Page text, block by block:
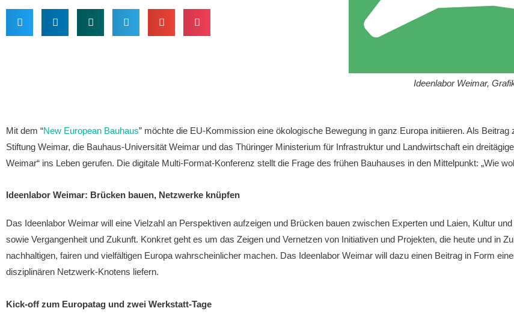
Ideenlabor Weimar,
Mit dem “New European Bauhaus” möchte die EU-Kommission eine ökologische Bewegung in ganz Europa initiieren. Als
Stiftung Weimar, die Bauhaus-Universität Weimar und das Thüringer Ministerium für Infrastruktur und Landwirtschaft ein
Weimar“ ins Leben gerufen. Die digitale Multi-Format-Konferenz stellt die Frage des frühen Bauhauses in den Mittelpunkt: „Wie
Ideenlabor Weimar: Brücken bauen, Netzwerke knüpfen
Das Ideenlabor Weimar will eine Vielzahl an Perspektiven aufzeigen und Brücken bauen zwischen Experten und Laien, Kultur
sowie Vergangenheit und Zukunft. Konkret geht es um das Zeigen und Vernetzen von Initiativen und Projekten, die heute und in
nachhaltigen, fairen und vielfältigen Europa wahrscheinlicher machen. Das Ideenlabor Weimar will dazu einen Beitrag in Form
disziplinären Netzwerk-Knotens liefern.
Kick-off zum Europatag und zwei Werkstatt-Tage